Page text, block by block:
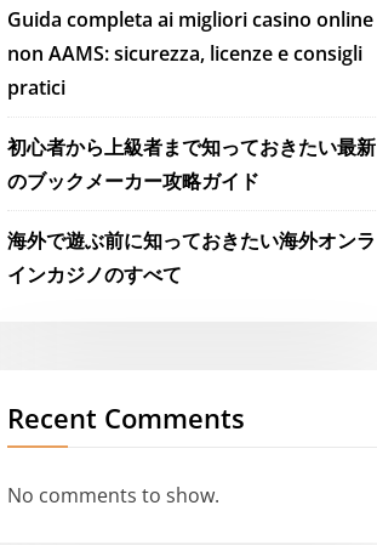
Guida completa ai migliori casino online
non AAMS: sicurezza, licenze e consigli
pratici
初心者から上級者まで知っておきたい最新
のブックメーカー攻略ガイド
海外で遊ぶ前に知っておきたい海外オンラ
インカジノのすべて
Recent Comments
No comments to show.